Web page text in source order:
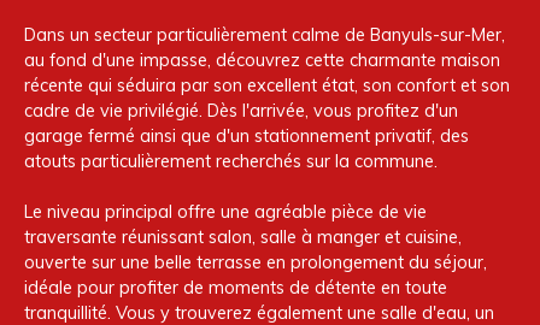
Dans un secteur particulièrement calme de Banyuls-sur-Mer,
au fond d'une impasse, découvrez cette charmante maison
récente qui séduira par son excellent état, son confort et son
cadre de vie privilégié. Dès l'arrivée, vous profitez d'un
garage fermé ainsi que d'un stationnement privatif, des
atouts particulièrement recherchés sur la commune.
Le niveau principal offre une agréable pièce de vie
traversante réunissant salon, salle à manger et cuisine,
ouverte sur une belle terrasse en prolongement du séjour,
idéale pour profiter de moments de détente en toute
tranquillité. Vous y trouverez également une salle d'eau, un